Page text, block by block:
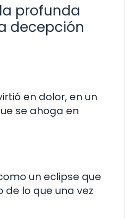
profunda
decepción
en dolor, en un
se ahoga en
un eclipse que
de lo que una vez